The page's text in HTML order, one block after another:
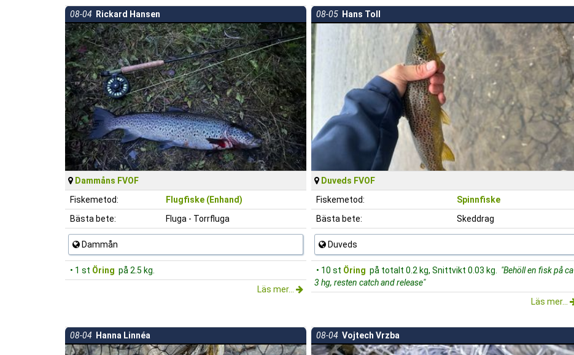
08-04 Rickard Hansen
Dammåns FVOF
Fiskemetod:
Flugfiske (Enhand)
Bästa bete:
Fluga - Torrfluga
Dammån
• 1 st Öring på 2.5 kg.
Läs mer...
08-05 Hans Toll
Duveds FVOF
Fiskemetod:
Spinnfiske
Bästa bete:
Skeddrag
Duveds
• 10 st Öring på totalt 0.2 kg, Snittvikt 0.03 kg.
"Behöll en fisk på ca
3 hg, resten catch and release"
Läs mer...
08-04 Hanna Linnéa 08-04 Vojtech Vrzba